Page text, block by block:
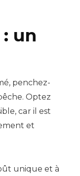
un
penchez-
Optez
car il est
et
unique et à